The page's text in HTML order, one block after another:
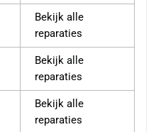
Bekijk alle
reparaties
Bekijk alle
reparaties
Bekijk alle
reparaties